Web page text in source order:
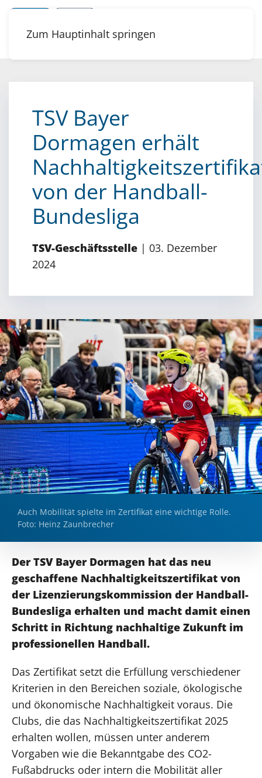
Zum Hauptinhalt springen
TSV Bayer
Dormagen erhält
von der Handball-
Bundesliga
TSV-Geschäftsstelle | 03. Dezember
2024
Auch Mobilität spielte im Zertifikat eine wichtige Rolle.
Foto: Heinz Zaunbrecher
Der TSV Bayer Dormagen hat das neu
geschaffene Nachhaltigkeitszertifikat von
der Lizenzierungskommission der Handball-
Bundesliga erhalten und macht damit einen
Schritt in Richtung nachhaltige Zukunft im
professionellen Handball.
Das Zertifikat setzt die Erfüllung verschiedener
Kriterien in den Bereichen soziale, ökologische
und ökonomische Nachhaltigkeit voraus. Die
Clubs, die das Nachhaltigkeitszertifikat 2025
erhalten wollen, müssen unter anderem
Vorgaben wie die Bekanntgabe des CO2-
Fußabdrucks oder intern die Mobilität aller